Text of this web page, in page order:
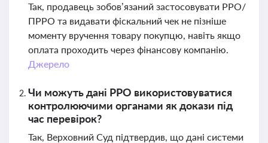
Так, продавець зобов’язаний застосовувати РРО/
ПРРО та видавати фіскальний чек не пізніше
моменту вручення товару покупцю, навіть якщо
оплата проходить через фінансову компанію.
Джерело
Чи можуть дані РРО використовуватися
контролюючими органами як докази під
час перевірок?
Так, Верховний Суд підтвердив, що дані системи